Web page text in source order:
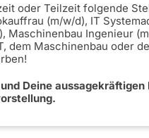
oder Teilzeit folgende
(m/w/d), IT
Maschinenbau Ingenieur
dem Maschinenbau oder
Deine